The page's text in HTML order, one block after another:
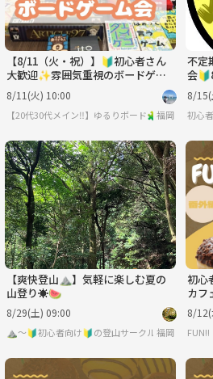
【8/11（火・祝）】🔰初心者さん
大歓迎✨雰囲気重視のボードゲー
ム会🎲【大橋駅、竹下駅周辺】
【途中参加・退室OK】
8/11(火) 10:00
【20代30代メイン‼️】ゆるりボード🧩✨の説明
福岡
不定
会
8/15(
初心
【爽快登山⛰️】気軽に楽しむ夏の
山登り☀️🍉
8/29(土) 09:00
⛰️～🔰初心者向け🔰の登山サークル～🌳🍃
福岡
初心
カフ
🎧💕
8/12(